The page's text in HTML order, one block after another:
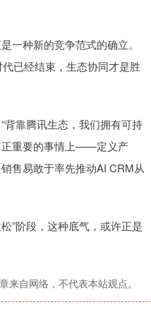
种新的竞争范式的确立。
已经结束，生态协同才是胜
靠腾讯生态，我们拥有可持
正重要的事情上——定义产
售易敢于率先推动AI CRM从
”阶段，这种底气，或许正是
来自网络，不代表本站观点。